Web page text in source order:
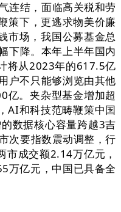
连结，面临高关税和劳
策下，更逃求物美价廉
市场，我国公募基金总
下降。本年上半年国内
将从2023年的617.5亿
户不只能够浏览由其他
亿。夹杂型基金增加超
AI和科技范畴鞭策中国
数据核心容量跨越3吉
次要指数震动调整，行
市成交额2.14万亿元，
万亿元，中国已具备全